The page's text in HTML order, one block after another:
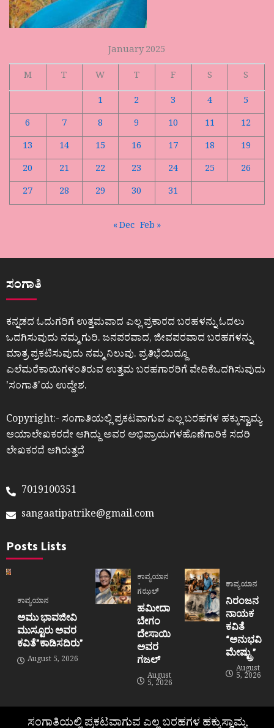
January 2025
M
T W T F S
S
1
2 3 4
5
6
7 8 9 10 11
12
13
14 15 16 17 18
19
20
21 22 23 24 25
26
27
28 29 30 31
« Dec Feb »
ಸಂಗಾತಿ
ಕನ್ನಡದ ಓದುಗರಿಗೆ ಉತ್ತಮವಾದ ಎಲ್ಲ ಪ್ರಕಾರದ ಬರಹಳನ್ನು ಓದಲು
ಒದಗಿಸುವುದು ನಮ್ಮ ಗುರಿ. ಜನಪರವಾದ, ಜೀವಪರವಾದ ಬರಹಗಳನ್ನು
ಮಾತ್ರ ಪ್ರಕಟಿಸುವುದು ನಮ್ಮ ನಿಲುವು. ಪ್ರತಿಭೆಯಿದ್ದೂ
ಎಲೆಮರೆಕಾಯಿಗಳಂತಿರುವ ಉತ್ತಮ ಬರಹಗಾರರಿಗೆ ವೇದಿಕೆಒದಗಿಸುವುದು
ʼಸಂಗಾತಿʼಯ ಉದ್ದೇಶ.
Copyright:- ಸಂಗಾತಿಯಲ್ಲಿ ಪ್ರಕಟವಾಗುವ ಎಲ್ಲ ಬರಹಗಳ ಹಕ್ಕುಸ್ವಾಮ್ಯ
ಆಯಾಲೇಖಕರದೇ ಆಗಿದ್ದು ಅವರ ಅಭಿಪ್ರಾಯಗಳಹೊಣೆಗಾರಿಕೆ ಸದರಿ
ಲೇಖಕರದೆ ಆಗಿರುತ್ತದೆ
7019100351
sangaatipatrike@gmail.com
Posts Lists
ಕಾವ್ಯಯಾನ
ಅಮು ಭಾವಜೀವಿ
ಮುಸ್ಟೂರು ಅವರ
ಕವಿತೆ”ಕಾಡಿಸದಿರು”
August 5, 2026
ಕಾವ್ಯಯಾನ
ಗಝಲ್
ಹಮೀದಾ
ಬೇಗಂ
ದೇಸಾಯಿ
ಅವರ
ಗಜಲ್
August
5, 2026
ಕಾವ್ಯಯಾನ
ನಿರಂಜನ
ನಾಯಕ
ಕವಿತೆ
“ಅನುಭವಿ
ಮೇಷ್ಟ್ರು”
August
5, 2026